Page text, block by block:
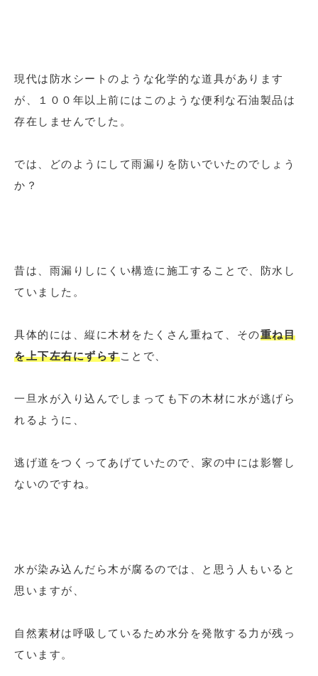
現代は防水シートのような化学的な道具があります
が、１００年以上前にはこのような便利な石油製品は
存在しませんでした。
では、どのようにして雨漏りを防いでいたのでしょう
か？
昔は、雨漏りしにくい構造に施工することで、防水し
ていました。
具体的には、縦に木材をたくさん重ねて、その重ね目
を上下左右にずらすことで、
一旦水が入り込んでしまっても下の木材に水が逃げら
れるように、
逃げ道をつくってあげていたので、家の中には影響し
ないのですね。
水が染み込んだら木が腐るのでは、と思う人もいると
思いますが、
自然素材は呼吸しているため水分を発散する力が残っ
ています。